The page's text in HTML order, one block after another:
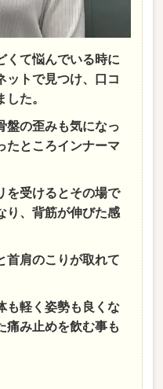
くて悩んでいる時に
ットで見つけ、口コ
た。
盤の歪みも気になっ
たところインナーマ
を受けるとその場で
り、背筋が伸びた感
首肩のこりが取れて
も軽く姿勢も良くな
痛み止めを飲む事も